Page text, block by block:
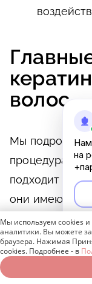
волос
Мы подробно
процедура для
подходит для
они имеют
на волосы
Основные
на
Мы используем cookies
аналитики. Вы можете
браузера. Нажимая
cookies. Подробнее - в